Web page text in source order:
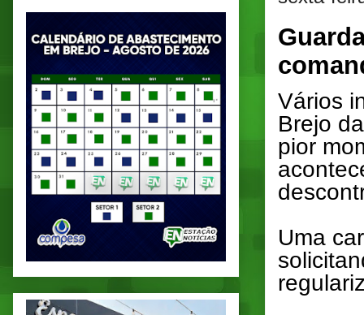
Vários
Brejo
pior
Uma